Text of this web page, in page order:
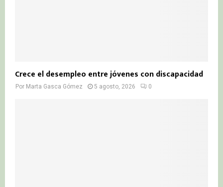
Crece el desempleo entre jóvenes con discapacidad
Por Marta Gasca Gómez 5 agosto, 2026 0